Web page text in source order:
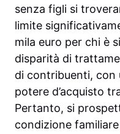
senza figli si
limite
mila euro per chi è
disparità di
di contribuenti, con
potere d’acquisto
Pertanto, si
condizione